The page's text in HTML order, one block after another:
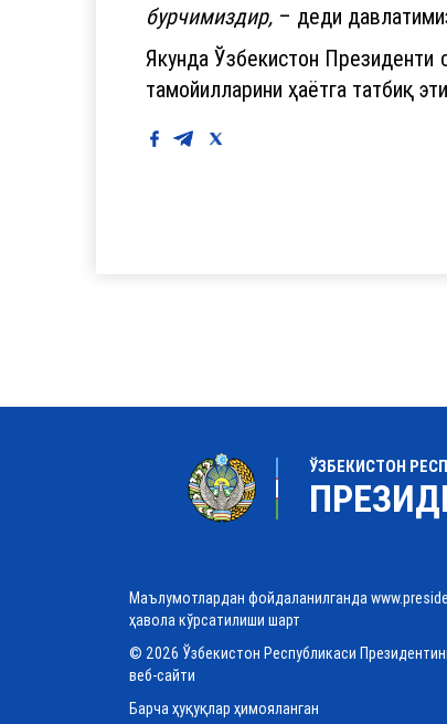
бурчимиздир, – деди
Якунда Ўзбекистон Президенти
тамойилларини ҳаётга татбиқ
ЎЗБЕКИСТОН
Маълумотлардан фойдаланилганда
ҳавола кўрсатилиши шарт
© 2026 Ўзбекистон Республикаси
веб-сайти
Барча ҳуқуқлар ҳимояланган